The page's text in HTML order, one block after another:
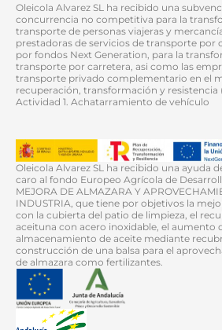
Oleicola Alvarez SL ha recibido una
concurrencia no competitiva para la
transporte de personas viajeras y
prestadoras de servicios de transporte por
por fondos Next Generation, para la
transporte por carretera, asi como las
transporte privado complementario en el
recuperación, transformación y resistencia (
Actividad 1. Achatarramiento de vehículo
Oleicola Alvarez SL ha recibido una ayuda
caro al fondo Europeo Agrícola de
MEJORA DE ALMAZARA Y
INDUSTRIA, que tiene por objetivos la
con la cubierta del patio de limpieza, el
aceituna con acero inoxidable, el aumento
almacenamiento de aceite mediante
construcción de una balsa para el
de almazara como fertilizantes.